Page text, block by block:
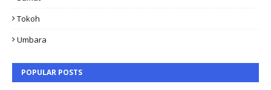
Tokoh
Umbara
POPULAR POSTS